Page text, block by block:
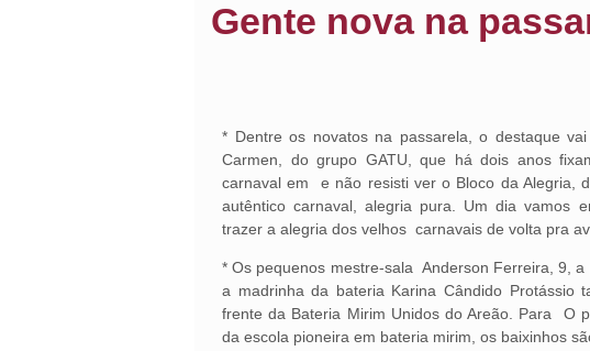
Gente nova na
* Dentre os novatos na passarela, o destaque
Carmen, do grupo GATU, que há dois anos
carnaval em e não resisti ver o Bloco da Alegria,
autêntico carnaval, alegria pura. Um dia vamos
trazer a alegria dos velhos carnavais de volta pra
* Os pequenos mestre-sala Anderson Ferreira, 9,
a madrinha da bateria Karina Cândido Protássio
frente da Bateria Mirim Unidos do Areão. Para O
da escola pioneira em bateria mirim, os baixinhos